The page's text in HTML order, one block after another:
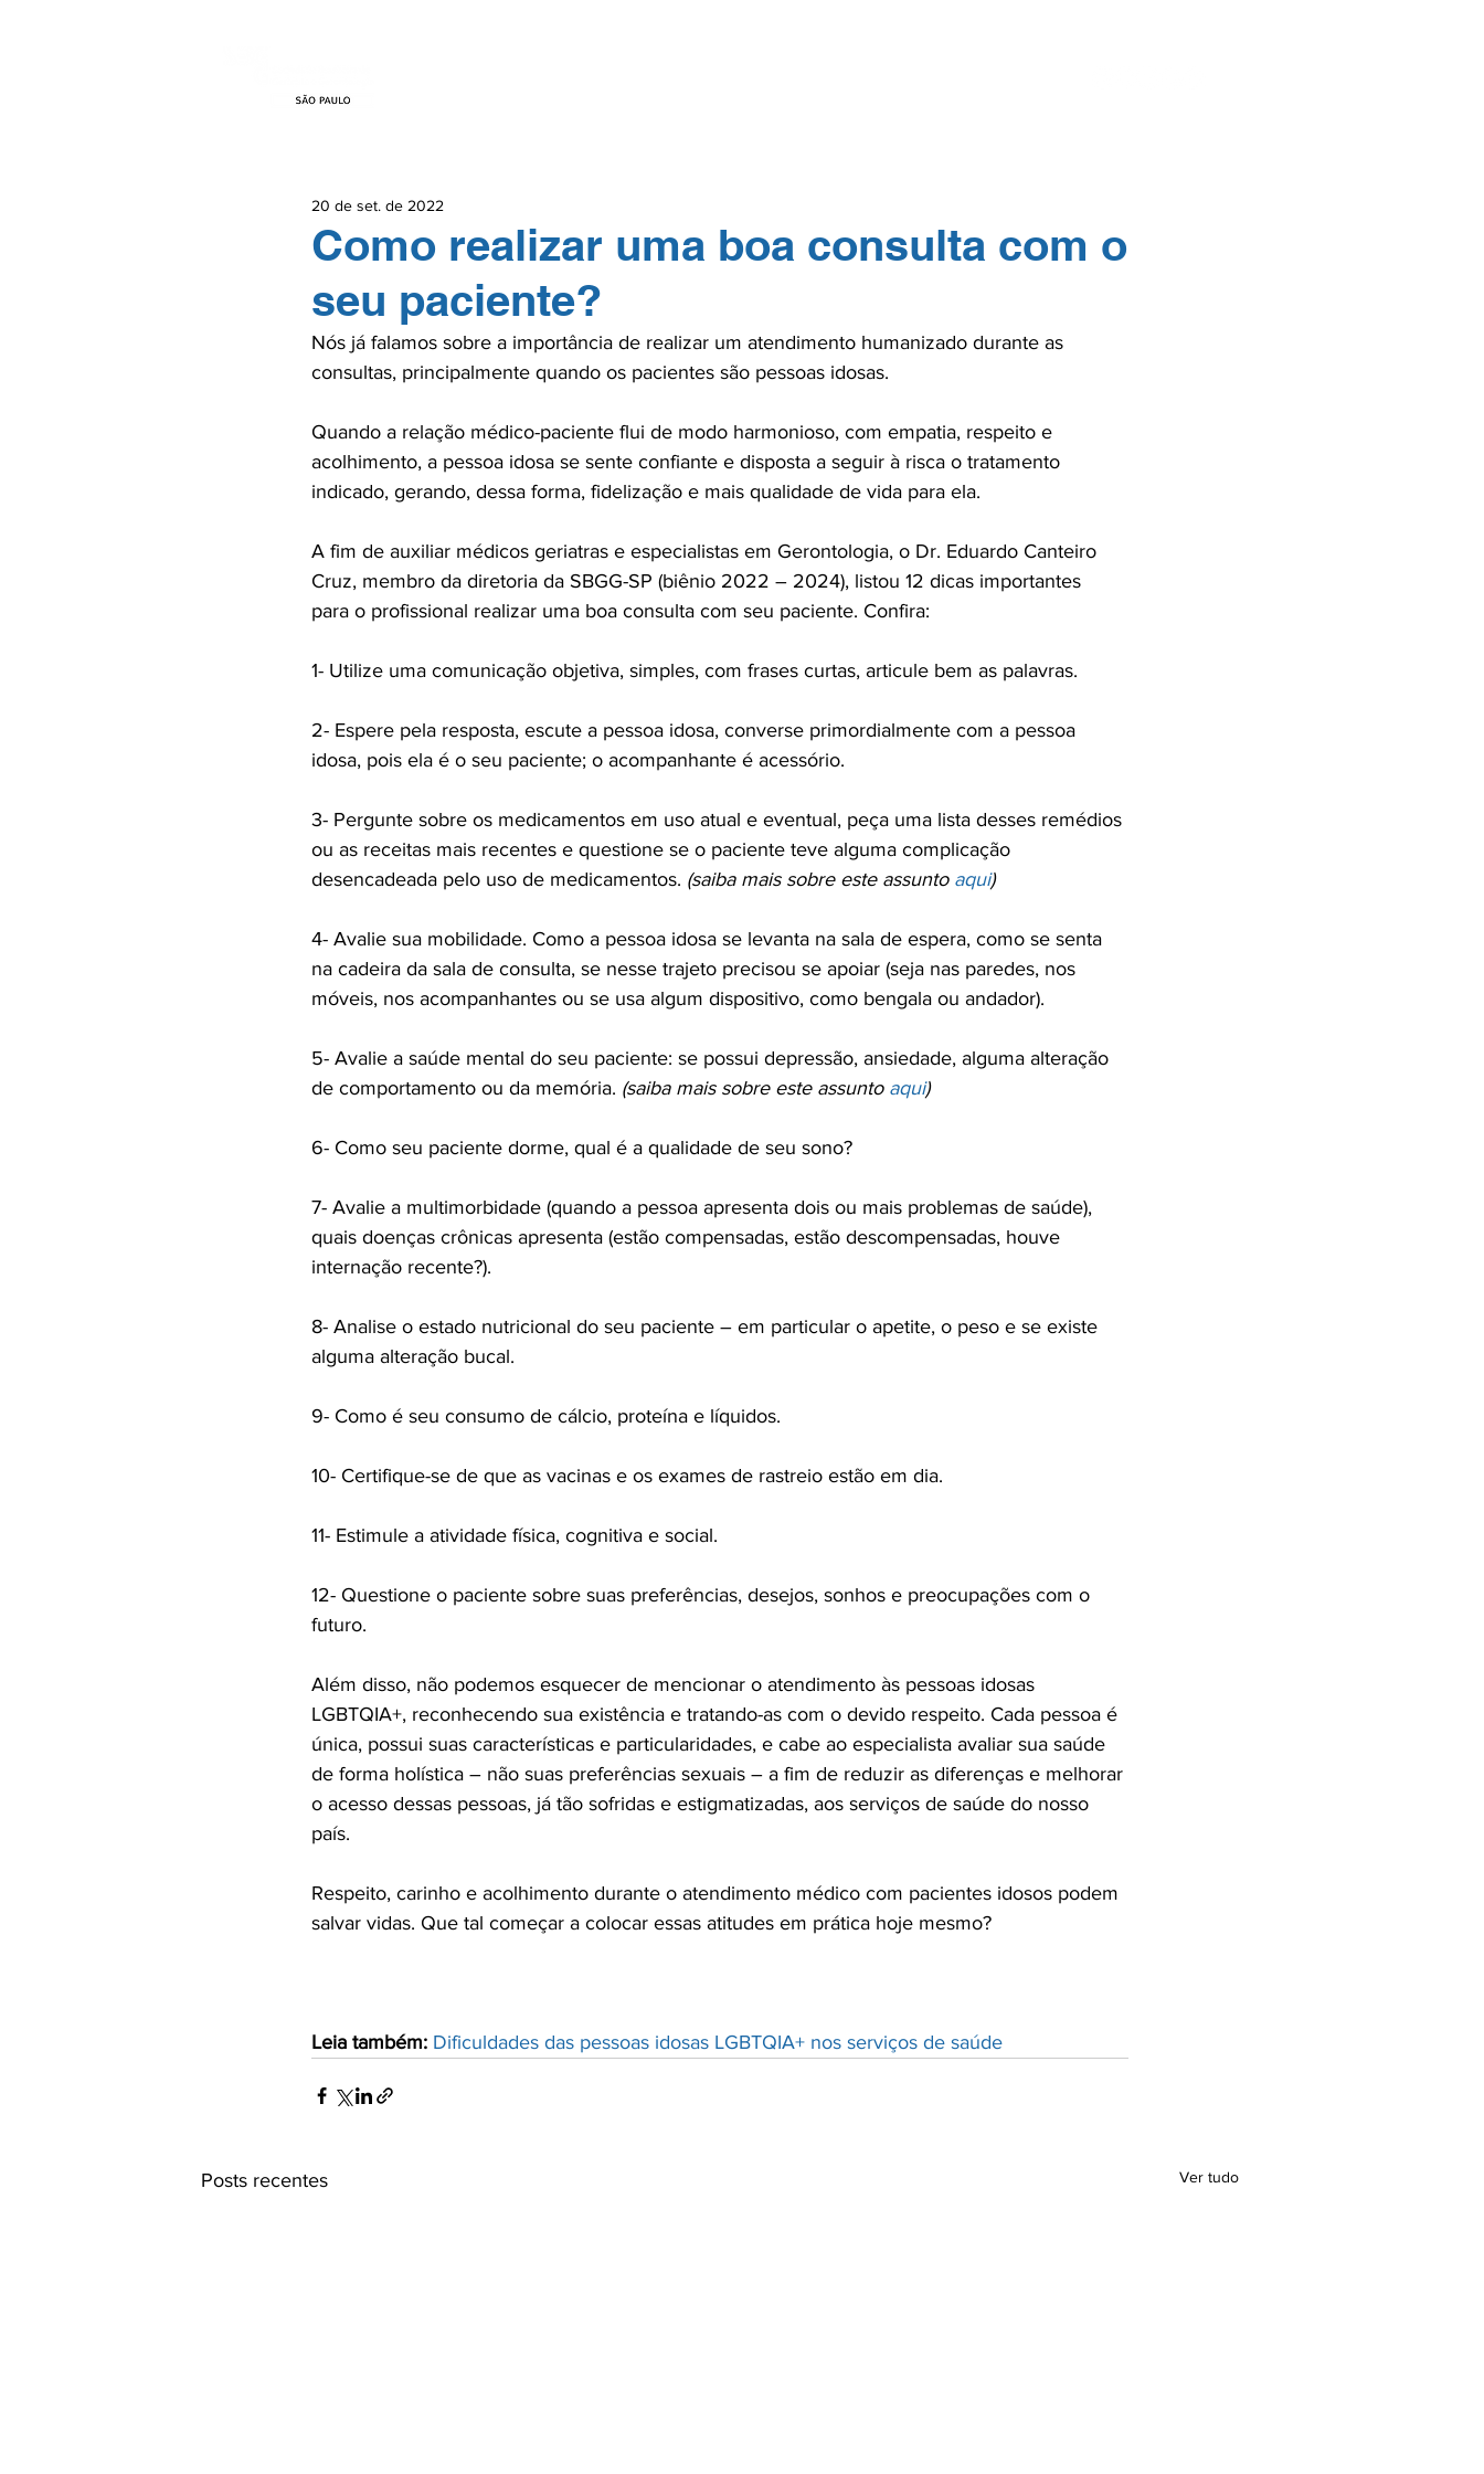
Como realizar uma boa consulta com o
seu paciente?
20 de set. de 2022
Nós já falamos sobre a importância de realizar um atendimento humanizado durante as
consultas, principalmente quando os pacientes são pessoas idosas.
Quando a relação médico-paciente flui de modo harmonioso, com empatia, respeito e
acolhimento, a pessoa idosa se sente confiante e disposta a seguir à risca o tratamento
indicado, gerando, dessa forma, fidelização e mais qualidade de vida para ela.
A fim de auxiliar médicos geriatras e especialistas em Gerontologia, o Dr. Eduardo Canteiro
Cruz, membro da diretoria da SBGG-SP (biênio 2022 – 2024), listou 12 dicas importantes
para o profissional realizar uma boa consulta com seu paciente. Confira:
1- Utilize uma comunicação objetiva, simples, com frases curtas, articule bem as palavras.
2- Espere pela resposta, escute a pessoa idosa, converse primordialmente com a pessoa
idosa, pois ela é o seu paciente; o acompanhante é acessório.
3- Pergunte sobre os medicamentos em uso atual e eventual, peça uma lista desses remédios
ou as receitas mais recentes e questione se o paciente teve alguma complicação
desencadeada pelo uso de medicamentos. (saiba mais sobre este assunto aqui)
4- Avalie sua mobilidade. Como a pessoa idosa se levanta na sala de espera, como se senta
na cadeira da sala de consulta, se nesse trajeto precisou se apoiar (seja nas paredes, nos
móveis, nos acompanhantes ou se usa algum dispositivo, como bengala ou andador).
5- Avalie a saúde mental do seu paciente: se possui depressão, ansiedade, alguma alteração
de comportamento ou da memória. (saiba mais sobre este assunto aqui)
6- Como seu paciente dorme, qual é a qualidade de seu sono?
7- Avalie a multimorbidade (quando a pessoa apresenta dois ou mais problemas de saúde),
quais doenças crônicas apresenta (estão compensadas, estão descompensadas, houve
internação recente?).
8- Analise o estado nutricional do seu paciente – em particular o apetite, o peso e se existe
alguma alteração bucal.
9- Como é seu consumo de cálcio, proteína e líquidos.
10- Certifique-se de que as vacinas e os exames de rastreio estão em dia.
11- Estimule a atividade física, cognitiva e social.
12- Questione o paciente sobre suas preferências, desejos, sonhos e preocupações com o
futuro.
Além disso, não podemos esquecer de mencionar o atendimento às pessoas idosas
LGBTQIA+, reconhecendo sua existência e tratando-as com o devido respeito. Cada pessoa é
única, possui suas características e particularidades, e cabe ao especialista avaliar sua saúde
de forma holística – não suas preferências sexuais – a fim de reduzir as diferenças e melhorar
o acesso dessas pessoas, já tão sofridas e estigmatizadas, aos serviços de saúde do nosso
país.
Respeito, carinho e acolhimento durante o atendimento médico com pacientes idosos podem
salvar vidas. Que tal começar a colocar essas atitudes em prática hoje mesmo?
Leia também: Dificuldades das pessoas idosas LGBTQIA+ nos serviços de saúde
Posts recentes Ver tudo